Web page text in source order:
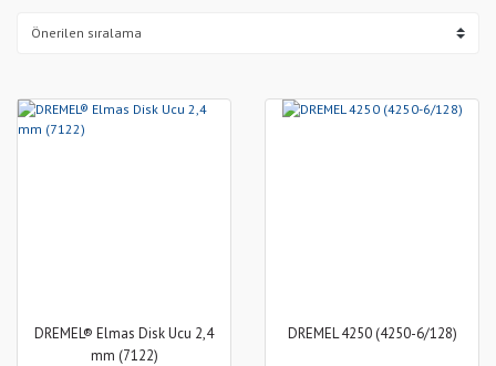
DREMEL® Elmas Disk Ucu 2,4
mm (7122)
DREMEL 4250 (4250-6/128)